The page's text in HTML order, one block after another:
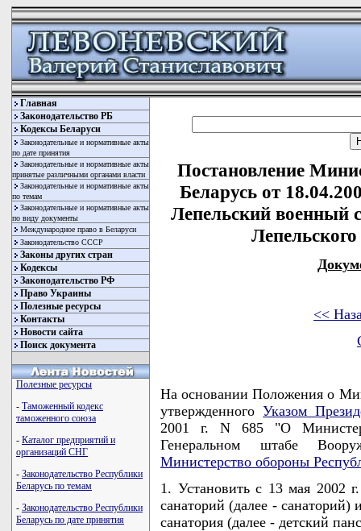
Главная
Законодательство РБ
Кодексы Беларуси
Законодательные и нормативные акты
по дате принятия
Законодательные и нормативные акты
принятые различными органами власти
Законодательные и нормативные акты
по темам
Законодательные и нормативные акты
по виду документы
Международное право в Беларуси
Законодательство СССР
Законы других стран
Кодексы
Законодательство РФ
Право Украины
Полезные ресурсы
Контакты
Новости сайта
Поиск документа
Полезные ресурсы
- Таможенный кодекс
таможенного союза
- Каталог предприятий и
организаций СНГ
- Законодательство Республики
Беларусь по темам
- Законодательство Республики
Беларусь по дате принятия
Постановление
Беларусь от
Лепельский военный
<<
На основании Положения о
утвержденногоУказом
2001 г. N 685 "О
Генеральном штабе
Министерство обороны
1. Установить с 13 мая 2002
санаторий (далее - санаторий)
санатория (далее - детский